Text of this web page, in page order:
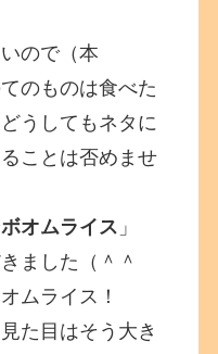
ので（本
のものは食べた
うしてもネタに
ことは否めませ
オムライス 」
ました（＾＾
ムライス！
た目はそう大き